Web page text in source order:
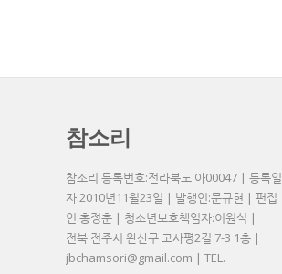
참소리
참소리 등록번호:전라북도 아00047 | 등록일
자:2010년11월23일 | 발행인:문규현 | 편집
인:홍정훈 | 청소년보호책임자:이원식 |
전북 전주시 완산구 고사평2길 7-3 1층 |
jbchamsori@gmail.com | TEL.